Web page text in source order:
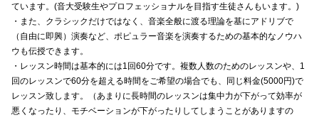
ています。(音大受験生やプロフェッショナルを目指す生徒さんもいます。)
・また、クラシックだけではなく、音楽全般に渡る理論を基にアドリブで
（自由に即興）演奏など、ポピュラー音楽を演奏するための基本的なノウハ
ウも伝授できます。
・レッスン時間は基本的には1回60分です。複数人数のためのレッスンや、1
回のレッスンで60分を超える時間をご希望の場合でも、同じ料金(5000円)で
レッスン致します。（あまりに長時間のレッスンは集中力が下がって効率が
悪くなったり、モチベーションが下がったりしてしまうことがありますの